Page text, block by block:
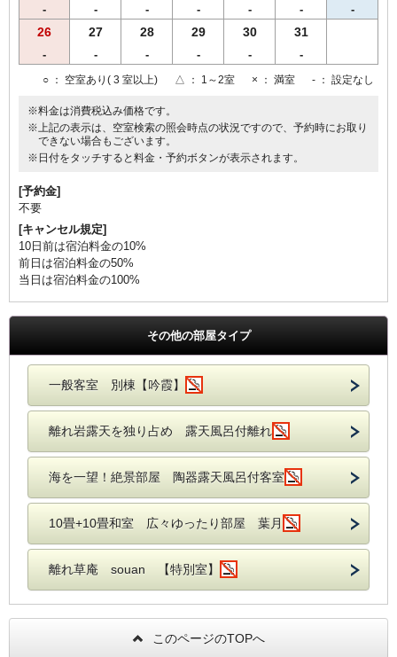
- - - - - - -
26
-
27
-
28
-
29
-
30
-
31
-
○ ： 空室あり( 3 室以上) △ ： 1～2室 × ： 満室 - ： 設定なし
※料金は消費税込み価格です。
※上記の表示は、空室検索の照会時点の状況ですので、予約時にお取り
できない場合もございます。
※日付をタッチすると料金・予約ボタンが表示されます。
[予約金]
不要
[キャンセル規定]
10日前は宿泊料金の10%
前日は宿泊料金の50%
当日は宿泊料金の100%
その他の部屋タイプ
一般客室 別棟【吟霞】
離れ岩露天を独り占め 露天風呂付離れ
海を一望！絶景部屋 陶器露天風呂付客室
10畳+10畳和室 広々ゆったり部屋 葉月
離れ草庵 souan 【特別室】
このページのTOPへ